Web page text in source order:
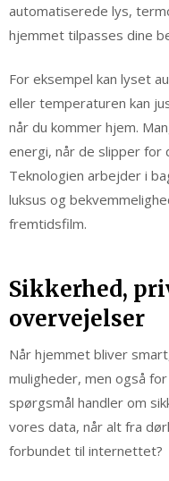
automatiserede lys,
hjemmet tilpasses dine
For eksempel kan lyset
eller temperaturen kan
når du kommer hjem.
energi, når de slipper for
Teknologien arbejder i
luksus og
fremtidsfilm.
Sikkerhed,
overvejelser
Når hjemmet bliver
muligheder, men også
spørgsmål handler om
vores data, når alt fra
forbundet til internettet?